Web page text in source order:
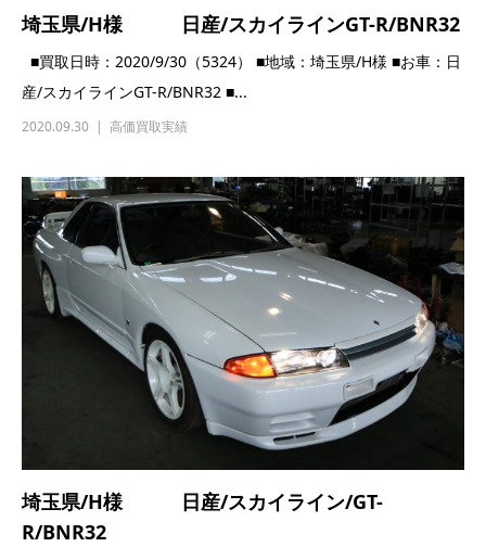
埼玉県/H様 日産/スカイライン/GT-
R/BNR32
■買取日時：2020/8/26（5257） ■地域：埼玉県/H様 ■お車：日
産/スカイライン/GT-R/BNR32 ...
高価買取実績